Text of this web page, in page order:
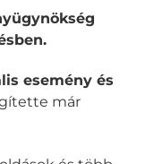
esemény és
már